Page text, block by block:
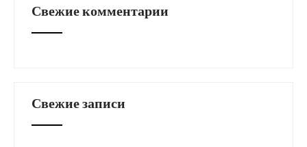
Свежие комментарии
Свежие записи